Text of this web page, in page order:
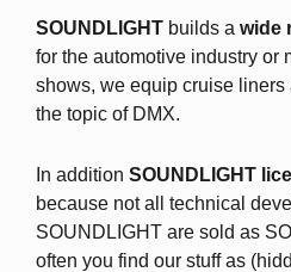
SOUNDLIGHT builds a wide
for the automotive industry or
shows, we equip cruise
the topic of DMX.
In addition SOUNDLIGHT
because not all technical
SOUNDLIGHT are sold as
often you find our stuff as